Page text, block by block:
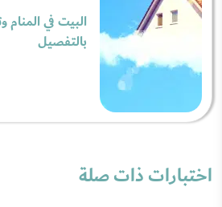
البيت في المنام
بالتفصيل
اختبارات ذات صلة